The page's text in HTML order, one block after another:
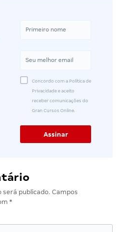
Concordo com a Política de
Privacidade e aceito
receber comunicações do
Gran Cursos Online.
será publicado. Campos
*